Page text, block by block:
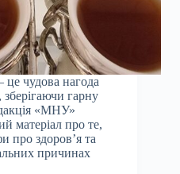
чудова нагода
гарну
«МНУ»
матеріал про те,
про здоров’я та
причинах